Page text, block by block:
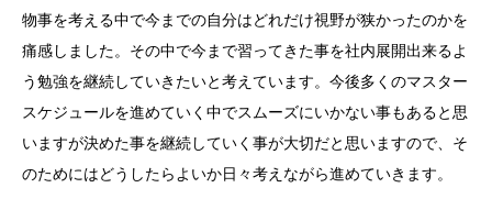
物事を考える中で今までの自分はどれだけ視野が狭かったのかを
痛感しました。その中で今まで習ってきた事を社内展開出来るよ
う勉強を継続していきたいと考えています。今後多くのマスター
スケジュールを進めていく中でスムーズにいかない事もあると思
いますが決めた事を継続していく事が大切だと思いますので、そ
のためにはどうしたらよいか日々考えながら進めていきます。